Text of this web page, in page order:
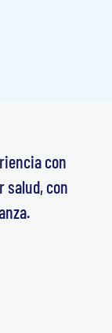
con
salud, con